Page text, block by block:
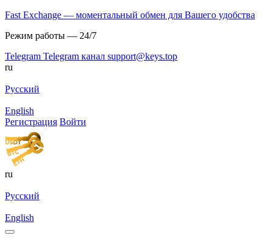
Fast Exchange — моментальный обмен для Вашего удобства
Режим работы — 24/7
Telegram Telegram канал support@keys.top
ru
Русский
English
Регистрация Войти
ru
Русский
English